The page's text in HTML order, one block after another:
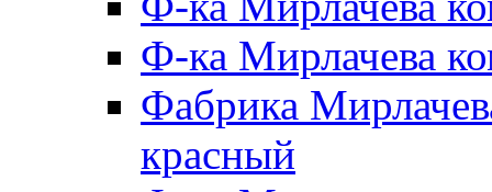
Ф-ка Мирлачева
Фабрика
красный